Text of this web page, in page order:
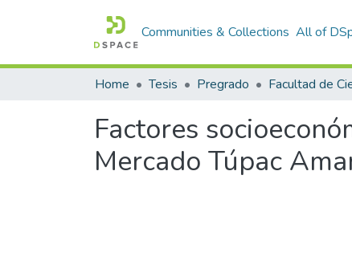
Communities & Collections All of
Home Tesis Pregrado
Factores
Mercado Túpac